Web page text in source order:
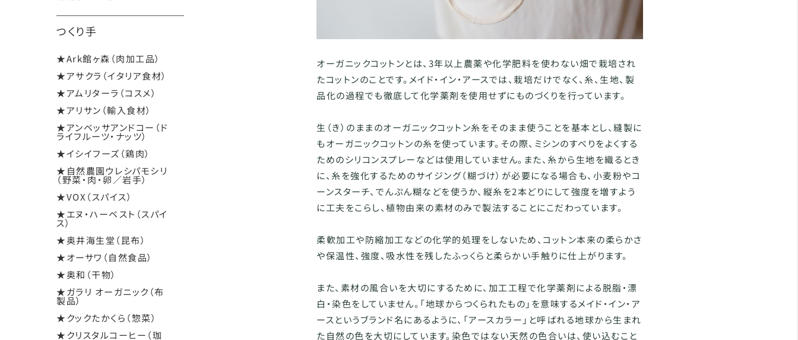
つくり手
★Ark館ヶ森（肉加工品）
★アサクラ（イタリア食材）
★アムリターラ（コスメ）
★アリサン（輸入食材）
★アンベッサアンドコー（ド
ライフルーツ・ナッツ）
★イシイフーズ（鶏肉）
★自然農園ウレシパモシリ
（野菜・肉・卵／岩手）
★VOX（スパイス）
★エヌ・ハーベスト（スパイ
ス）
★奥井海生堂（昆布）
★オーサワ（自然食品）
★奥和（干物）
★ガラリ オーガニック（布
製品）
★クックたかくら（惣菜）
★クリスタルコーヒー（珈
オーガニックコットンとは、3年以上農薬や化学肥料を使わない畑で栽培され
たコットンのことです。メイド・イン・アースでは、栽培だけでなく、糸、生地、製
品化の過程でも徹底して化学薬剤を使用せずにものづくりを行っています。
生（き）のままのオーガニックコットン糸をそのまま使うことを基本とし、縫製に
もオーガニックコットンの糸を使っています。その際、ミシンのすべりをよくする
ためのシリコンスプレーなどは使用していません。また、糸から生地を織るとき
に、糸を強化するためのサイジング（糊づけ）が必要になる場合も、小麦粉やコ
ーンスターチ、でんぷん糊などを使うか、縦糸を2本どりにして強度を増すよう
に工夫をこらし、植物由来の素材のみで製法することにこだわっています。
柔軟加工や防縮加工などの化学的処理をしないため、コットン本来の柔らかさ
や保温性、強度、吸水性を残したふっくらと柔らかい手触りに仕上がります。
また、素材の風合いを大切にするために、加工工程で化学薬剤による脱脂・漂
白・染色をしていません。「地球からつくられたもの」を意味するメイド・イン・ア
ースというブランド名にあるように、「アースカラー」と呼ばれる地球から生まれ
た自然の色を大切にしています。染色ではない天然の色合いは、使い込むこと